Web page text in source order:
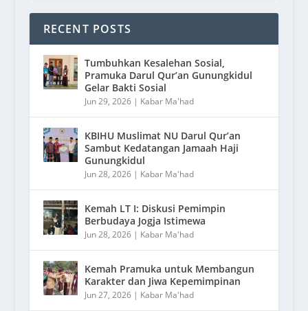
RECENT POSTS
Tumbuhkan Kesalehan Sosial,
Pramuka Darul Qur’an Gunungkidul
Gelar Bakti Sosial
Jun 29, 2026| Kabar Ma'had
KBIHU Muslimat NU Darul Qur’an
Sambut Kedatangan Jamaah Haji
Gunungkidul
Jun 28, 2026| Kabar Ma'had
Kemah LT I: Diskusi Pemimpin
Berbudaya Jogja Istimewa
Jun 28, 2026| Kabar Ma'had
Kemah Pramuka untuk Membangun
Karakter dan Jiwa Kepemimpinan
Jun 27, 2026| Kabar Ma'had